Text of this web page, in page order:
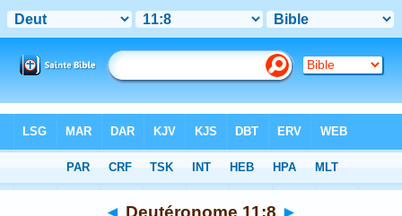
>Chapitre 11 > Verset 8
◄ Deutéronome 11:8 ►